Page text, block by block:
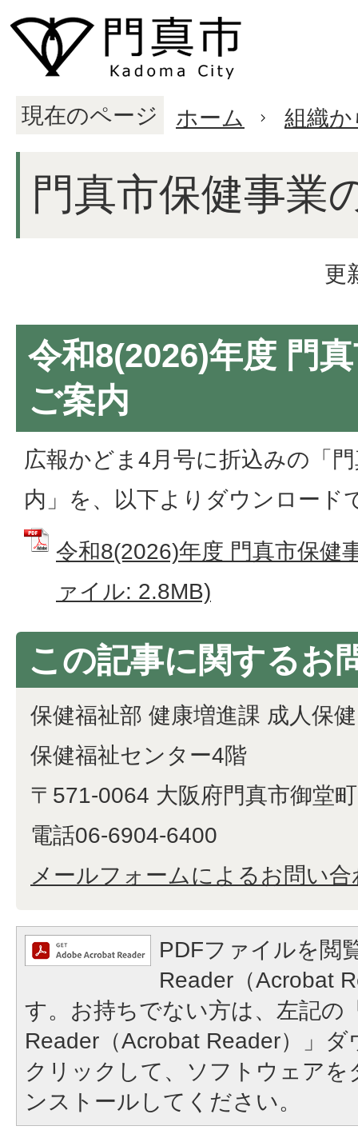
現在のページ ホーム 組織
門真市保健事業
更
令和8(2026)年度 門
ご案内
広報かどま4月号に折込みの「
内」を、以下よりダウンロード
令和8(2026)年度 門真市保健
ァイル: 2.8MB)
この記事に関するお
保健福祉部 健康増進課 成人保
保健福祉センター4階
〒571-0064 大阪府門真市御堂
電話06-6904-6400
メールフォームによるお問い合
PDFファイルを閲
Reader（Acrobat
す。お持ちでない方は、左記の
Reader（Acrobat Reader）」
クリックして、ソフトウェア
ンストールしてください。